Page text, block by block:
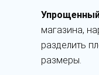
магазина,
разделить
размеры.